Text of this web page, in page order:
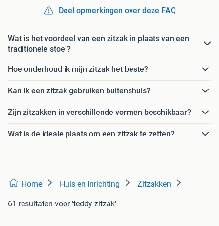
Deel opmerkingen over deze FAQ
Wat is het voordeel van een zitzak in plaats van een
traditionele stoel?
Hoe onderhoud ik mijn zitzak het beste?
Kan ik een zitzak gebruiken buitenshuis?
Zijn zitzakken in verschillende vormen beschikbaar?
Wat is de ideale plaats om een zitzak te zetten?
Home Huis en Inrichting Zitzakken
61 resultaten voor 'teddy zitzak'